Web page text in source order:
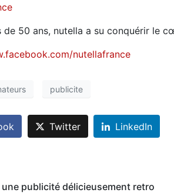
de 50 ans, nutella a su conquérir le
nutellafrance
publicite
Twitter LinkedIn
une publicité délicieusement retro